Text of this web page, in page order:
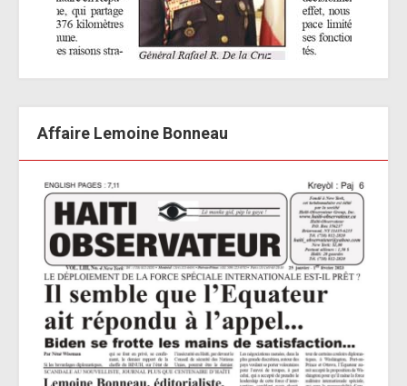
Affaire Lemoine Bonneau